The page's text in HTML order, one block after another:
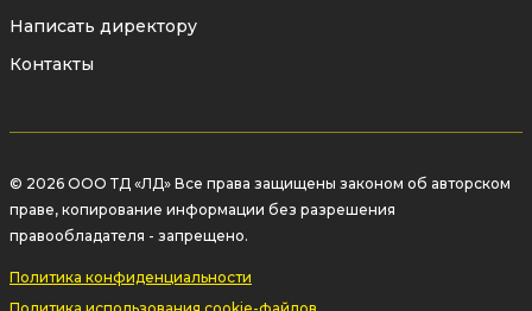
Написать директору
Контакты
© 2026 ООО ТД «ЛД» Все права защищены законом об авторском
праве, копирование информации без разрешения
правообладателя - запрещено.
Политика конфиденциальности